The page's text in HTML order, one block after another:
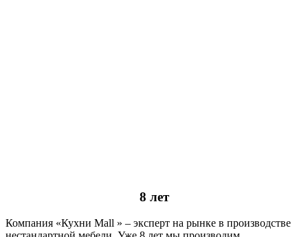
8 лет
Компания «Кухни Mall » – эксперт на рынке в производстве